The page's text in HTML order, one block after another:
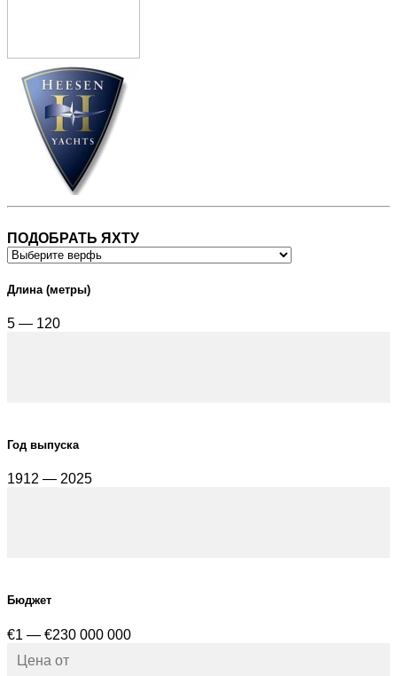
ПОДОБРАТЬ ЯХТУ
Длина (метры)
5 — 120
Год выпуска
1912 — 2025
Бюджет
€1 — €230 000 000